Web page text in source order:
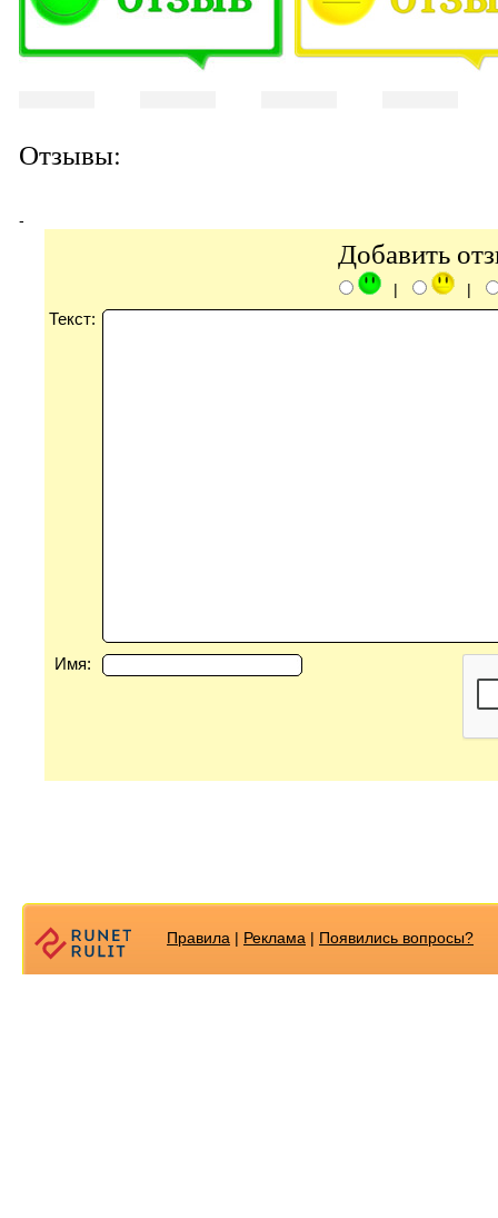
Отзывы:
-
Добавить
| |
Текст:
Имя:
Правила | Реклама | Появилиcь вопросы?